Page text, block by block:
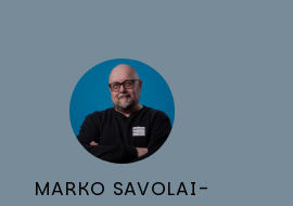
MAR­KO SA­VO­LAI­